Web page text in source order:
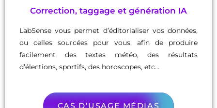
Correction, taggage et génération IA
LabSense vous permet d’éditorialiser vos données,
ou celles sourcées pour vous, afin de produire
facilement des textes météo, des résultats
d’élections, sportifs, des horoscopes, etc…
CAS D’USAGE MÉDIAS